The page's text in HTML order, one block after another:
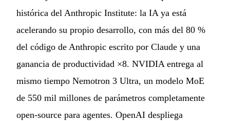
histórica del Anthropic Institute: la IA ya está
acelerando su propio desarrollo, con más del 80 %
del código de Anthropic escrito por Claude y una
ganancia de productividad ×8. NVIDIA entrega al
mismo tiempo Nemotron 3 Ultra, un modelo MoE
de 550 mil millones de parámetros completamente
open-source para agentes. OpenAI despliega